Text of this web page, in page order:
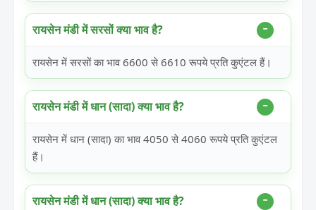
रायसेन मंडी में सरसों क्या भाव है?
रायसेन में सरसों का भाव 6600 से 6610 रूपये प्रति कुएंटल हैं।
रायसेन मंडी में धान (सादा) क्या भाव है?
रायसेन में धान (सादा) का भाव 4050 से 4060 रूपये प्रति कुएंटल
हैं।
रायसेन मंडी में धान (सादा) क्या भाव है?